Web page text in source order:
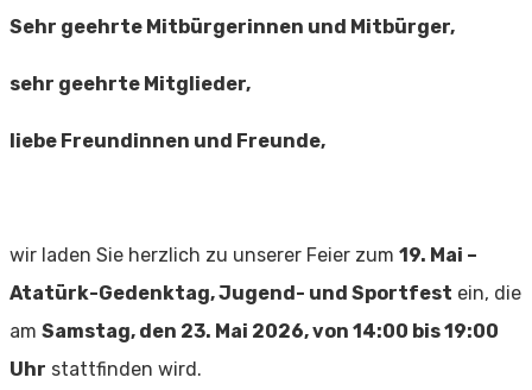
Sehr geehrte Mitbürgerinnen und Mitbürger,
sehr geehrte Mitglieder,
liebe Freundinnen und Freunde,
wir laden Sie herzlich zu unserer Feier zum 19. Mai –
Atatürk-Gedenktag, Jugend- und Sportfest ein, die
am Samstag, den 23. Mai 2026, von 14:00 bis 19:00
Uhr stattfinden wird.